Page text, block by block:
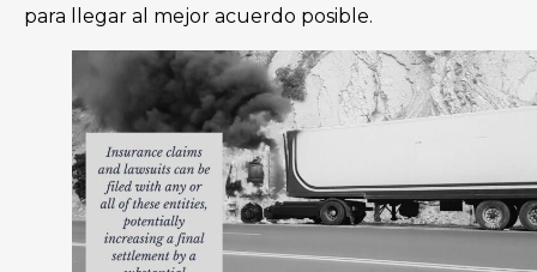
para llegar al mejor acuerdo posible.